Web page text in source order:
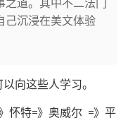
道。其中不二法门
己沉浸在美文体验
向这些人学习。
怀特=》奥威尔 =》平